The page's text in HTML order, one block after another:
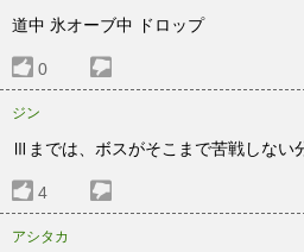
道中 氷オーブ中 ドロップ
0
ジン
Ⅲまでは、ボスがそこまで苦戦しない
4
アシタカ